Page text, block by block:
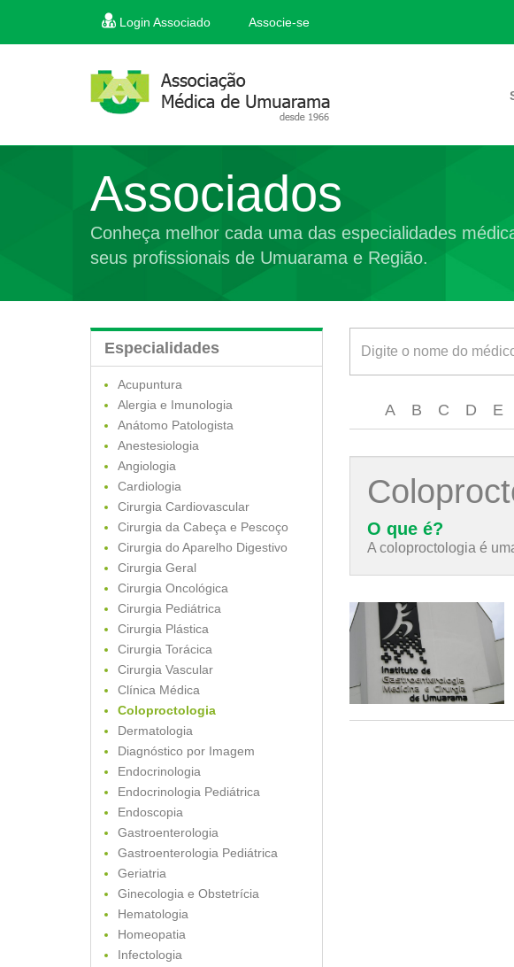
Login Associado Associe-se
Associados
Conheça melhor cada uma das especialidades
seus profissionais de Umuarama e Região.
Especialidades
Acupuntura
Alergia e Imunologia
Anátomo Patologista
Anestesiologia
Angiologia
Cardiologia
Cirurgia Cardiovascular
Cirurgia da Cabeça e Pescoço
Cirurgia do Aparelho Digestivo
Cirurgia Geral
Cirurgia Oncológica
Cirurgia Pediátrica
Cirurgia Plástica
Cirurgia Torácica
Cirurgia Vascular
Clínica Médica
Coloproctologia
Dermatologia
Diagnóstico por Imagem
Endocrinologia
Endocrinologia Pediátrica
Endoscopia
Gastroenterologia
Gastroenterologia Pediátrica
Geriatria
Ginecologia e Obstetrícia
Hematologia
Homeopatia
Infectologia
A B C D E
O que é?
A coloproctologia é